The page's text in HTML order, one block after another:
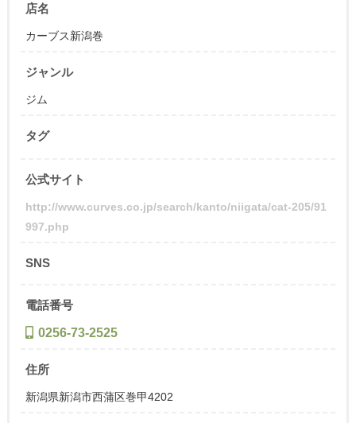
店名
カーブス新潟巻
ジャンル
ジム
タグ
公式サイト
http://www.curves.co.jp/search/kanto/niigata/cat-205/91
997.php
SNS
電話番号
0256-73-2525
住所
新潟県新潟市西蒲区巻甲4202